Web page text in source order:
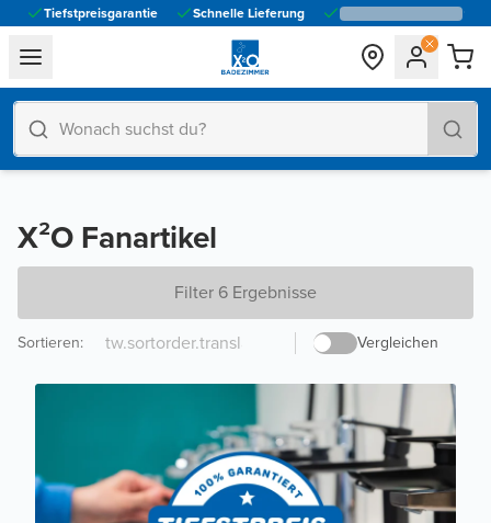
Tiefstpreisgarantie Schnelle Lieferung
general.navigation.toggle_menu.label
X²O Fanartikel
Filter 6 Ergebnisse
Vergleichen
Sortieren: